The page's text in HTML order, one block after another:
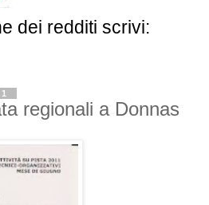
dei redditi scrivi:
regionali a Donnas